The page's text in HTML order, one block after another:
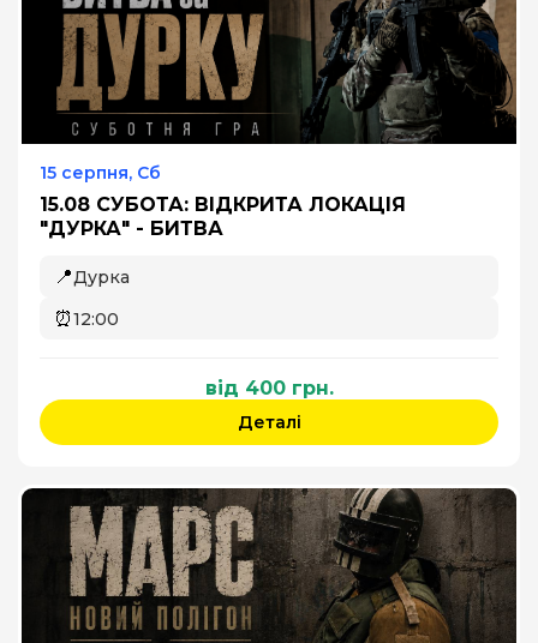
15 серпня, Сб
15.08 СУБОТА: ВІДКРИТА ЛОКАЦІЯ
"ДУРКА" - БИТВА
📍Дурка
⏰12:00
від 400 грн.
Деталі